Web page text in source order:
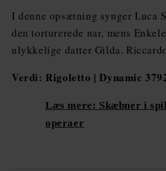
I denne opsætning synger Luca
den torturerede nar, mens
ulykkelige datter Gilda.
Verdi: Rigoletto | Dynamic
Læs mere: Skæbner i
operaer